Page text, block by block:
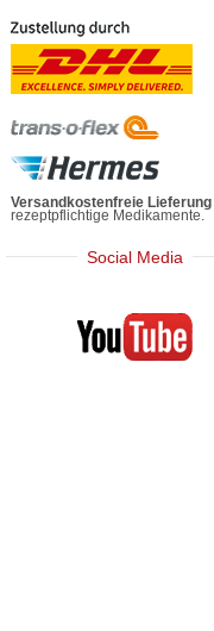
Versandkostenfreie Lieferung
rezeptpflichtige Medikamente.
Social Media
Mediherz